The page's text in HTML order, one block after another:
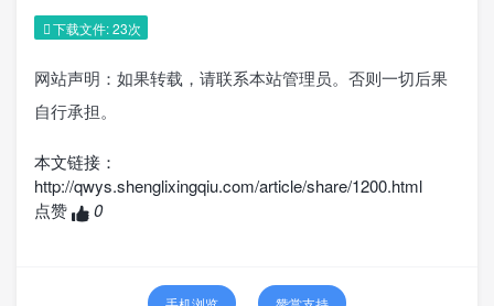
下载文件: 23次
网站声明：如果转载，请联系本站管理员。否则一切后果
自行承担。
本文链接：
http://qwys.shenglixingqiu.com/article/share/1200.html
点赞
0